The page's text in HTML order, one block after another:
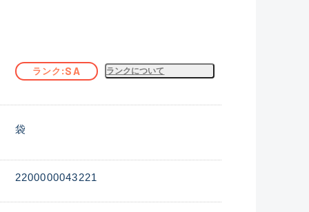
ランク SA ランクについて
袋
2200000043221